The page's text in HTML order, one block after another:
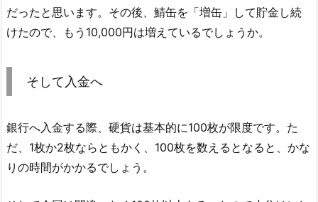
だったと思います。その後、鯖缶を「増缶」して貯金し続
けたので、もう10,000円は増えているでしょうか。
そして入金へ
銀行へ入金する際、硬貨は基本的に100枚が限度です。た
だ、1枚か2枚ならともかく、100枚を数えるとなると、かな
りの時間がかかるでしょう。